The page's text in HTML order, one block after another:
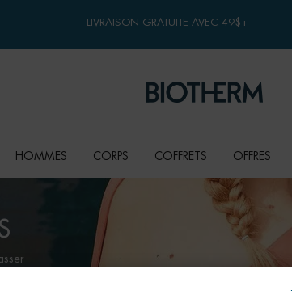
LIVRAISON GRATUITE AVEC 49$+
HOMMES CORPS COFFRETS OFFRES